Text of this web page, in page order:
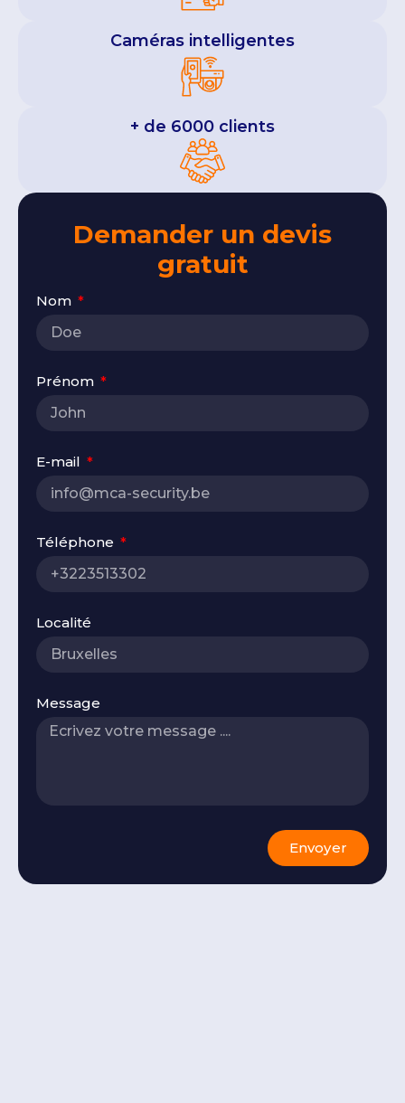
Caméras intelligentes
+ de 6000 clients
Demander un devis
gratuit
Nom
Prénom
E-mail
Téléphone
Localité
Message
Envoyer